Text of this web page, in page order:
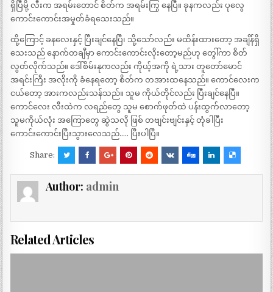
ရှိပြီမို့ လီးက အရမ်းတောင် စိတ်က အရမ်းကြွ နေပြီ။ ခုနကလည်း ပုလွေ
ကောင်းကောင်းအမှုတ်ခံရသေးသည်။
ထို့ကြောင့် ခနလေးနှင့် ပြီးချင်နေပြီ၊ သို့သော်လည်း မထိန်းထားတော့ အချိန်ရှိ
သေးသည် နောက်တချီမှာ ကောင်းကောင်းလိုးတော့မည်ဟု တွေါ်ကာ စိတ်
လွတ်လိုက်သည်။ ဒေါ်စိမ်းနုကလည်း ကိုယ့်အကို ရဲ့သား တူတော်မောင်
အရင်းကြီး အလိုးကို ခံနေရတော့ စိတ်က တအားထနေသည်။ ကောင်လေးက
ငယ်တော့ အားကလည်းသန်သည်။ သူမ ကိုယ်တိုင်လည်း ပြီးချင်နေပြီ။
ကောင်လေး လီးထဲက လရည်တွေ သူမ စောက်ဖုတ်ထဲ ပန်းထွက်လာတော့
သူမကိုယ်လုံး အကြောတွေ ဆွဲသလို ဖြစ် တဗျင်းဗျင်းနှင့် တုံခါပြီး
ကောင်းကောင်းပြီးသွားလေသည်….. ပြီးပါပြီ။
Share:
Author: admin
Related Articles